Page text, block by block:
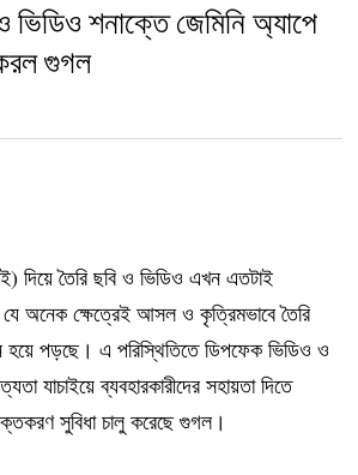
শনাক্তে জেমিনি অ্যাপে
গুগল
দিয়ে তৈরি ছবি ও ভিডিও এখন এতটাই
অনেক ক্ষেত্রেই আসল ও কৃত্রিমভাবে তৈরি
হয়ে পড়ছে। এ পরিস্থিতিতে ডিপফেক ভিডিও ও
যাচাইয়ে ব্যবহারকারীদের সহায়তা দিতে
সুবিধা চালু করেছে গুগল।